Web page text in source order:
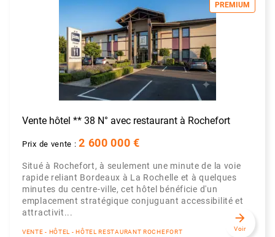
PREMIUM
Vente hôtel ** 38 N° avec restaurant à Rochefort
Prix de vente :2 600 000 €
Situé à Rochefort, à seulement une minute de la voie
rapide reliant Bordeaux à La Rochelle et à quelques
minutes du centre-ville, cet hôtel bénéficie d'un
emplacement stratégique conjuguant accessibilité et
attractivit...
VENTE - HÔTEL - HÔTEL RESTAURANT ROCHEFORT
arrow_forward
Voir